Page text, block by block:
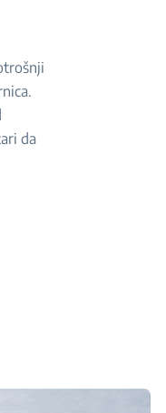
da